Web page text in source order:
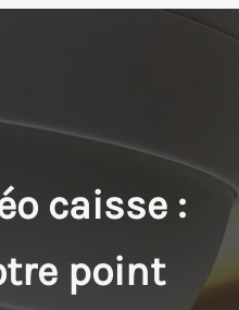
caisse :
point